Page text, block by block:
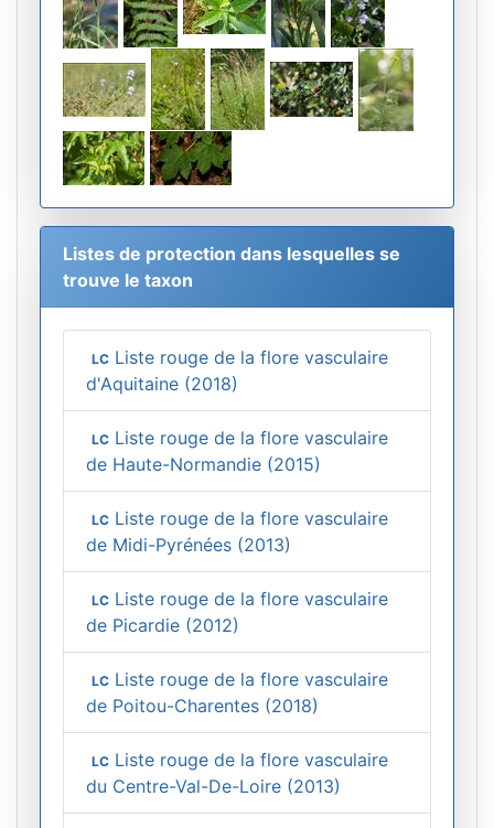
Listes de protection dans lesquelles se
trouve le taxon
LC Liste rouge de la flore vasculaire
d'Aquitaine (2018)
LC Liste rouge de la flore vasculaire
de Haute-Normandie (2015)
LC Liste rouge de la flore vasculaire
de Midi-Pyrénées (2013)
LC Liste rouge de la flore vasculaire
de Picardie (2012)
LC Liste rouge de la flore vasculaire
de Poitou-Charentes (2018)
LC Liste rouge de la flore vasculaire
du Centre-Val-De-Loire (2013)